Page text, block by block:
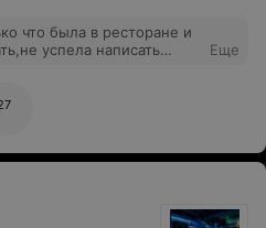
что была в ресторане и
успела написать
и его
ассортиментный выбор и
Еще